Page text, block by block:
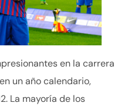
en la carrera
un año calendario,
La mayoría de los